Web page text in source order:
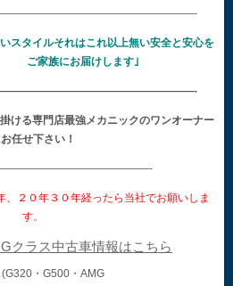
スタイルそれはこれ以上無い安全と安心を
ご家族にお届けします｣
ける専門店最強メカニックのワンオーナー
任せ下さい！
２０年３０年経ったら当社でお願いしま
す。
クラス中古車情報はこちら
・G500・AMG